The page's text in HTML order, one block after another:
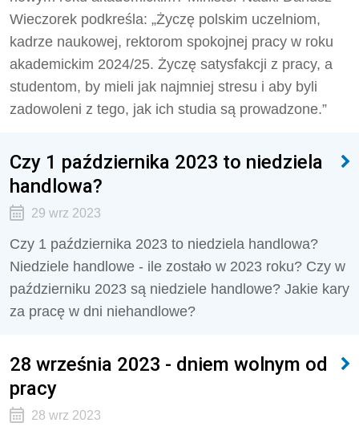
Wieczorek podkreśla: „Życzę polskim uczelniom,
kadrze naukowej, rektorom spokojnej pracy w roku
akademickim 2024/25. Życzę satysfakcji z pracy, a
studentom, by mieli jak najmniej stresu i aby byli
zadowoleni z tego, jak ich studia są prowadzone.”
Czy 1 października 2023 to niedziela
handlowa?
29 wrz 2023
Czy 1 października 2023 to niedziela handlowa?
Niedziele handlowe - ile zostało w 2023 roku? Czy w
październiku 2023 są niedziele handlowe? Jakie kary
za pracę w dni niehandlowe?
28 września 2023 - dniem wolnym od
pracy
28 wrz 2023